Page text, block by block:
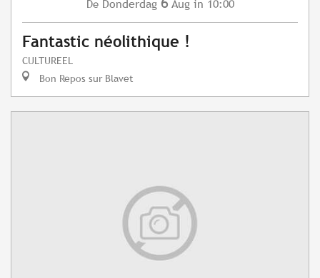
De Donderdag Aug in 10:00
Fantastic néolithique !
CULTUREEL
Bon Repos sur Blavet